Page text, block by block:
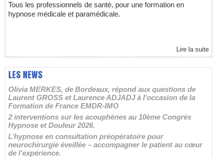
Tous les professionnels de santé, pour une formation en
hypnose médicale et paramédicale.
Lire la suite
LES NEWS
Olivia MERKES, de Bordeaux, répond aux questions de
Laurent GROSS et Laurence ADJADJ à l'occasion de la
Formation de France EMDR-IMO
2 interventions sur les acouphènes au 10ème Congrès
Hypnose et Douleur 2026.
L’hypnose en consultation préopératoire pour
neurochirurgie éveillée – accompagner le patient au cœur
de l’expérience.